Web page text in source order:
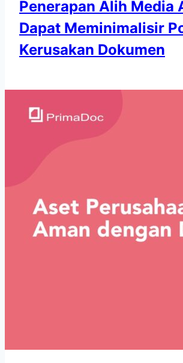
Penerapan Alih Media
Dapat Meminimalisir
Kerusakan Dokumen